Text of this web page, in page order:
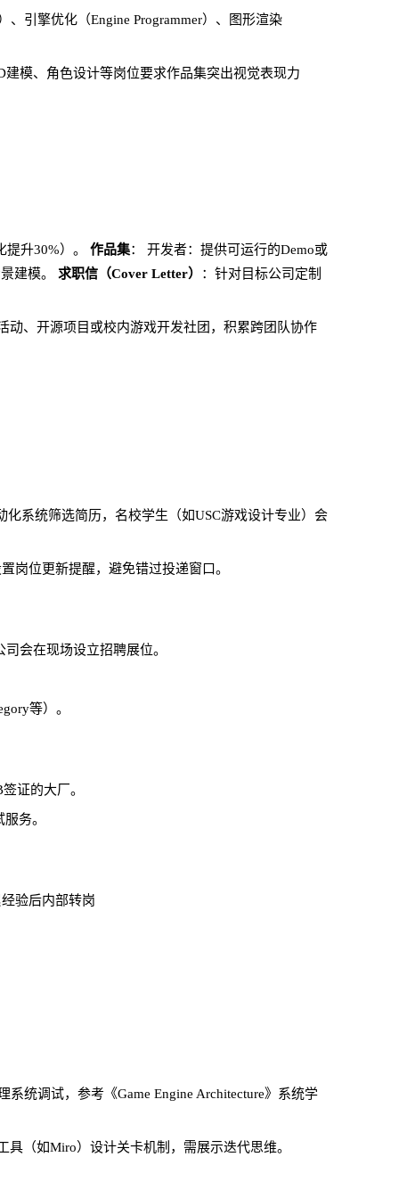
、引擎优化（Engine Programmer）、图形渲染
建模、角色设计等岗位要求作品集突出视觉表现力
升30%）。 作品集： 开发者：提供可运行的Demo或
建模。
求职信（Cover Letter） ：针对目标公司定制
动、开源项目或校内游戏开发社团，积累跨团队协作
化系统筛选简历，名校学生（如USC游戏设计专业）会
岗位更新提醒，避免错过投递窗口。
会在现场设立招聘展位。
等）。
证的大厂。
务。
验后内部转岗
系统调试，参考《Game Engine Architecture》系统学
具（如Miro）设计关卡机制，需展示迭代思维。